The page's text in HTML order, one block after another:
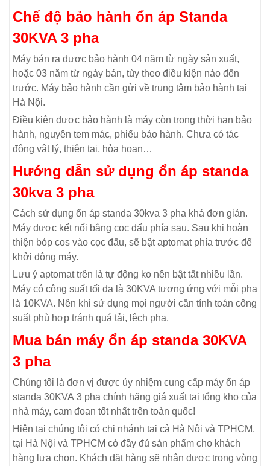
Chế độ bảo hành ổn áp Standa
30KVA 3 pha
Máy bán ra được bảo hành 04 năm từ ngày sản xuất,
hoặc 03 năm từ ngày bán, tùy theo điều kiện nào đến
trước. Máy bảo hành cần gửi về trung tâm bảo hành tại
Hà Nội.
Điều kiện được bảo hành là máy còn trong thời hạn bảo
hành, nguyên tem mác, phiếu bảo hành. Chưa có tác
động vật lý, thiên tai, hỏa hoạn…
Hướng dẫn sử dụng ổn áp standa
30kva 3 pha
Cách sử dụng ổn áp standa 30kva 3 pha khá đơn giản.
Máy được kết nối bằng cọc đấu phía sau. Sau khi hoàn
thiện bóp cos vào cọc đấu, sẽ bật aptomat phía trước để
khởi động máy.
Lưu ý aptomat trên là tự động ko nên bật tất nhiều lần.
Máy có công suất tối đa là 30KVA tương ứng với mỗi pha
là 10KVA. Nên khi sử dụng mọi người cần tính toán công
suất phù hợp tránh quá tải, lệch pha.
Mua bán máy ổn áp standa 30KVA
3 pha
Chúng tôi là đơn vị được ủy nhiệm cung cấp máy ổn áp
standa 30KVA 3 pha chính hãng giá xuất tại tổng kho của
nhà máy, cam đoan tốt nhất trên toàn quốc!
Hiện tại chúng tôi có chi nhánh tại cả Hà Nội và TPHCM.
tại Hà Nội và TPHCM có đầy đủ sản phẩm cho khách
hàng lựa chọn. Khách đặt hàng sẽ nhận được trong vòng